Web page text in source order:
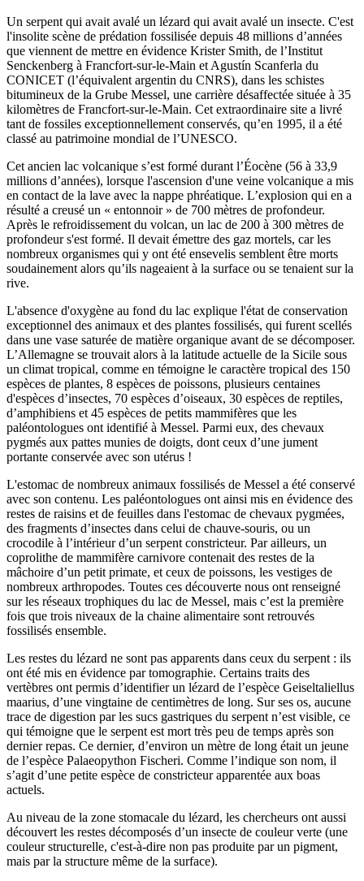
Un serpent qui avait avalé un lézard qui avait avalé un insecte. C'est
l'insolite scène de prédation fossilisée depuis 48 millions d’années
que viennent de mettre en évidence Krister Smith, de l’Institut
Senckenberg à Francfort-sur-le-Main et Agustín Scanferla du
CONICET (l’équivalent argentin du CNRS), dans les schistes
bitumineux de la Grube Messel, une carrière désaffectée située à 35
kilomètres de Francfort-sur-le-Main. Cet extraordinaire site a livré
tant de fossiles exceptionnellement conservés, qu’en 1995, il a été
classé au patrimoine mondial de l’UNESCO.
Cet ancien lac volcanique s’est formé durant l’Éocène (56 à 33,9
millions d’années), lorsque l'ascension d'une veine volcanique a mis
en contact de la lave avec la nappe phréatique. L’explosion qui en a
résulté a creusé un « entonnoir » de 700 mètres de profondeur.
Après le refroidissement du volcan, un lac de 200 à 300 mètres de
profondeur s'est formé. Il devait émettre des gaz mortels, car les
nombreux organismes qui y ont été ensevelis semblent être morts
soudainement alors qu’ils nageaient à la surface ou se tenaient sur la
rive.
L'absence d'oxygène au fond du lac explique l'état de conservation
exceptionnel des animaux et des plantes fossilisés, qui furent scellés
dans une vase saturée de matière organique avant de se décomposer.
L’Allemagne se trouvait alors à la latitude actuelle de la Sicile sous
un climat tropical, comme en témoigne le caractère tropical des 150
espèces de plantes, 8 espèces de poissons, plusieurs centaines
d'espèces d’insectes, 70 espèces d’oiseaux, 30 espèces de reptiles,
d’amphibiens et 45 espèces de petits mammifères que les
paléontologues ont identifié à Messel. Parmi eux, des chevaux
pygmés aux pattes munies de doigts, dont ceux d’une jument
portante conservée avec son utérus !
L'estomac de nombreux animaux fossilisés de Messel a été conservé
avec son contenu. Les paléontologues ont ainsi mis en évidence des
restes de raisins et de feuilles dans l'estomac de chevaux pygmées,
des fragments d’insectes dans celui de chauve-souris, ou un
crocodile à l’intérieur d’un serpent constricteur. Par ailleurs, un
coprolithe de mammifère carnivore contenait des restes de la
mâchoire d’un petit primate, et ceux de poissons, les vestiges de
nombreux arthropodes. Toutes ces découverte nous ont renseigné
sur les réseaux trophiques du lac de Messel, mais c’est la première
fois que trois niveaux de la chaine alimentaire sont retrouvés
fossilisés ensemble.
Les restes du lézard ne sont pas apparents dans ceux du serpent : ils
ont été mis en évidence par tomographie. Certains traits des
vertèbres ont permis d’identifier un lézard de l’espèce Geiseltaliellus
maarius, d’une vingtaine de centimètres de long. Sur ses os, aucune
trace de digestion par les sucs gastriques du serpent n’est visible, ce
qui témoigne que le serpent est mort très peu de temps après son
dernier repas. Ce dernier, d’environ un mètre de long était un jeune
de l’espèce Palaeopython Fischeri. Comme l’indique son nom, il
s’agit d’une petite espèce de constricteur apparentée aux boas
actuels.
Au niveau de la zone stomacale du lézard, les chercheurs ont aussi
découvert les restes décomposés d’un insecte de couleur verte (une
couleur structurelle, c'est-à-dire non pas produite par un pigment,
mais par la structure même de la surface).